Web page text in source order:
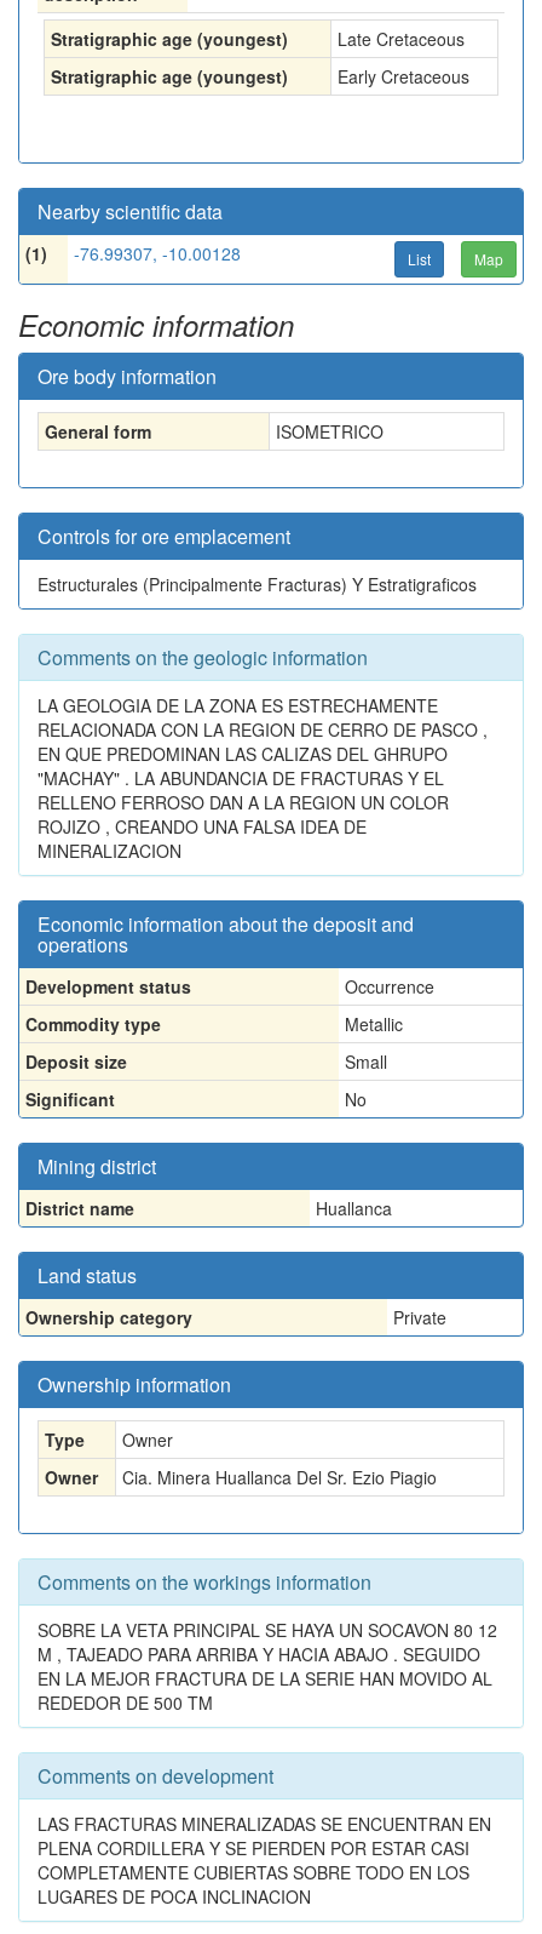
Stratigraphic age (youngest)
Late Cretaceous
Stratigraphic age (youngest)
Early Cretaceous
Nearby scientific data
(1) -76.99307, -10.00128 List Map
Economic information
Ore body information
General form ISOMETRICO
Controls for ore emplacement
Estructurales (Principalmente Fracturas) Y Estratigraficos
Comments on the geologic information
LA GEOLOGIA DE LA ZONA ES ESTRECHAMENTE
RELACIONADA CON LA REGION DE CERRO DE PASCO ,
EN QUE PREDOMINAN LAS CALIZAS DEL GHRUPO
"MACHAY" . LA ABUNDANCIA DE FRACTURAS Y EL
RELLENO FERROSO DAN A LA REGION UN COLOR
ROJIZO , CREANDO UNA FALSA IDEA DE
MINERALIZACION
Economic information about the deposit and
operations
Development status
Occurrence
Commodity type
Metallic
Deposit size
Small
Significant
No
Mining district
District name Huallanca
Land status
Ownership category Private
Ownership information
Type
Owner
Owner
Cia. Minera Huallanca Del Sr. Ezio Piagio
Comments on the workings information
SOBRE LA VETA PRINCIPAL SE HAYA UN SOCAVON 80 12
M , TAJEADO PARA ARRIBA Y HACIA ABAJO . SEGUIDO
EN LA MEJOR FRACTURA DE LA SERIE HAN MOVIDO AL
REDEDOR DE 500 TM
Comments on development
LAS FRACTURAS MINERALIZADAS SE ENCUENTRAN EN
PLENA CORDILLERA Y SE PIERDEN POR ESTAR CASI
COMPLETAMENTE CUBIERTAS SOBRE TODO EN LOS
LUGARES DE POCA INCLINACION